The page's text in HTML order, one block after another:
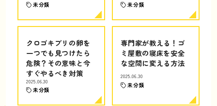
未分類 未分類
クロゴキブリの卵を
一つでも見つけたら
危険？その意味と今
すぐやるべき対策
2025.06.30
未分類
専門家が教える！ゴ
ミ屋敷の寝床を安全
な空間に変える方法
2025.06.30
未分類